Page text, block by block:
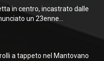
in centro, incastrato dalle
un 23enne...
a tappeto nel Mantovano